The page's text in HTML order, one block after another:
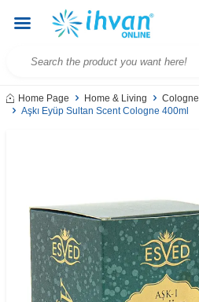
Home Page Home & Living
Cologne
Aşkı Eyüp Sultan Scent Cologne 400ml